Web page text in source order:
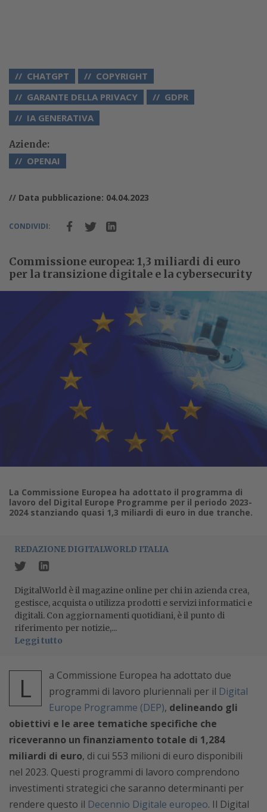
CHATGPT
COPYRIGHT
GARANTE DELLA PRIVACY
GDPR
IA GENERATIVA
Aziende:
OPENAI
// Data pubblicazione: 04.04.2023
CONDIVIDI:
Commissione europea: 1,3 miliardi di euro
per la transizione digitale e la cybersecurity
La Commissione Europea ha adottato il programma di
lavoro del Digital Europe Programme per il periodo 2023-
2024 stanziando quasi 1,3 miliardi di euro in due tranche.
REDAZIONE DIGITALWORLD ITALIA
DigitalWorld è il magazine online per chi in azienda crea,
gestisce, acquista o utilizza prodotti e servizi informatici e
digitali. Con aggiornamenti quotidiani, è il punto di
riferimento per notizie,...
Leggi tutto
L
a Commissione Europea ha adottato due
programmi di lavoro pluriennali per il Digital
Europe Programme (DEP), delineando gli
obiettivi e le aree tematiche specifiche che
riceveranno un finanziamento totale di 1,284
miliardi di euro, di cui 553 milioni di euro disponibili
nel 2023. Questi programmi di lavoro comprendono
investimenti strategici che saranno determinanti per
rendere questo il Decennio Digitale europeo. Il Digital